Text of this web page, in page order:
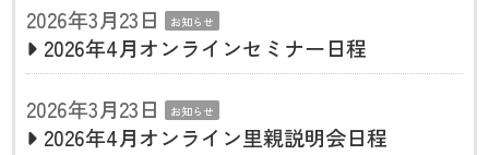
2026年3月23日
お知らせ
2026年4月オンラインセミナー日程
2026年3月23日
お知らせ
2026年4月オンライン里親説明会日程